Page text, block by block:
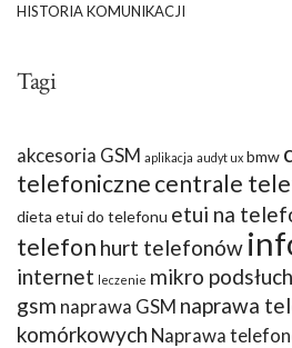
HISTORIA KOMUNIKACJI
Tagi
akcesoria GSM aplikacja audyt ux bmw
telefoniczne centrale
dieta etui do telefonu etui na
telefon hurt telefonów
internet leczenie mikro
gsm naprawa GSM naprawa
komórkowych Naprawa